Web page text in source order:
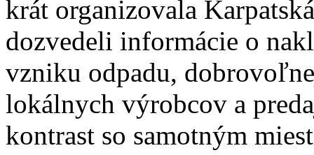
krát organizovala
dozvedeli informácie o
vzniku odpadu,
lokálnych výrobcov a
kontrast so samotným